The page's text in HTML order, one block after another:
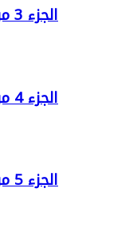
الجزء 3 من القرآن الكريم المصحف المصور
الجزء 4 من القرآن الكريم المصحف المصور
الجزء 5 من القرآن الكريم المصحف المصور